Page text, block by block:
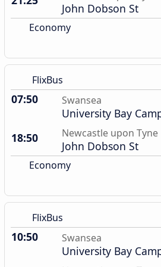
John Dobson St
Economy
FlixBus
07:50 Swansea
University Bay
18:50
Newcastle upon Tyne
John Dobson St
Economy
FlixBus
10:50 Swansea
University Bay